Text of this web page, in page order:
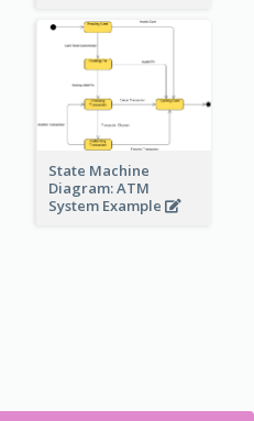
State Machine
Diagram: ATM
System Example